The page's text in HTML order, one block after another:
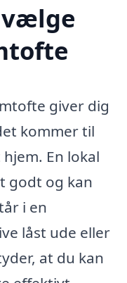
vælge
giver dig
kommer til
En lokal
godt og kan
i en
låst ude eller
at du kan